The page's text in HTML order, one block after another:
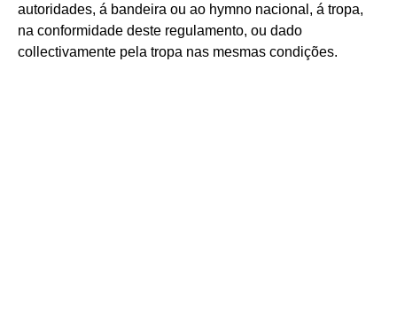
autoridades, á bandeira ou ao hymno nacional, á tropa,
na conformidade deste regulamento, ou dado
collectivamente pela tropa nas mesmas condições.